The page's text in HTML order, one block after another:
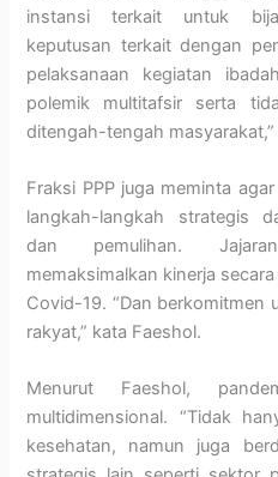
instansi terkait untuk
keputusan terkait dengan
pelaksanaan kegiatan
polemik multitafsir serta
ditengah-tengah
Fraksi PPP juga meminta
langkah-langkah strategis
dan pemulihan.
memaksimalkan kinerja
Covid-19. “Dan berkomitmen
rakyat,” kata Faeshol.
Menurut Faeshol,
multidimensional. “Tidak
kesehatan, namun juga